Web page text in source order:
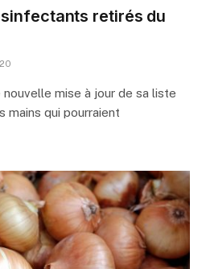
retirés du
nouvelle mise à jour de sa liste
mains qui pourraient